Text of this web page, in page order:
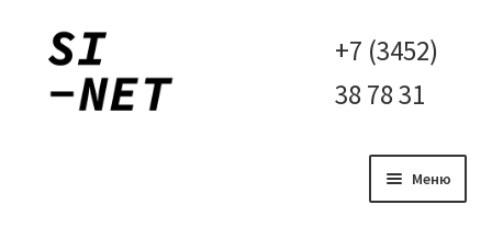
Перейти
навигации
Перейти
содержимому
+7 (3452)
38 78 31
Меню